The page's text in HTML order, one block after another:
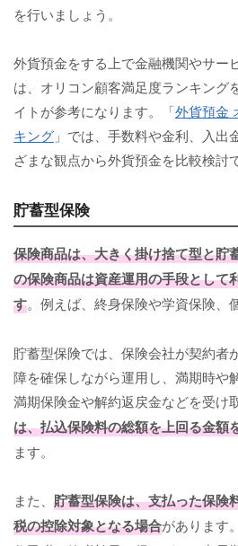
を行いましょう。
外貨預金をする上で金融機関やサー
は、オリコン顧客満足度ランキング
イトが参考になります。「外貨預金
キング 」では、手数料や金利、入出
ざまな観点から外貨預金を比較検討
貯蓄型保険
保険商品は、大きく掛け捨て型と貯
の保険商品は資産運用の手段として
す。例えば、終身保険や学資保険、
貯蓄型保険では、保険会社が契約者
障を確保しながら運用し、満期時や
満期保険金や解約返戻金などを受け
は、払込保険料の総額を上回る金額
ます。
また、 貯蓄型保険は、支払った保険
税の控除対象となる場合があります